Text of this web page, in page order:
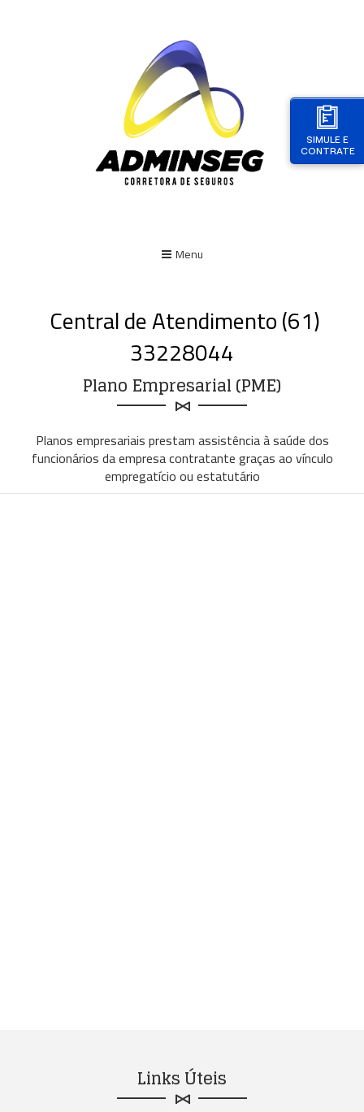
SIMULE E
CONTRATE
Menu
Central de Atendimento (61)
33228044
Plano Empresarial (PME)
Planos empresariais prestam assistência à saúde dos
funcionários da empresa contratante graças ao vínculo
empregatício ou estatutário
Links Úteis